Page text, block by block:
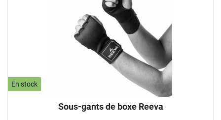
En stock
Sous-gants de boxe Reeva